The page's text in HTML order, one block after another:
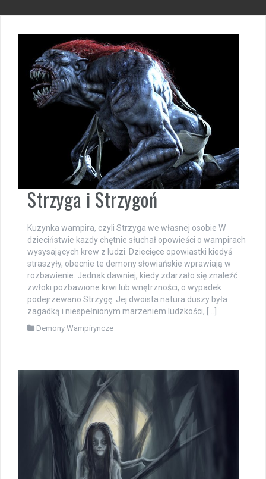
Strzyga i Strzygoń
Kuzynka wampira, czyli Strzyga we własnej osobie W
dzieciństwie każdy chętnie słuchał opowieści o wampirach
wysysających krew z ludzi. Dziecięce opowiastki kiedyś
straszyły, obecnie te demony słowiańskie wprawiają w
rozbawienie. Jednak dawniej, kiedy zdarzało się znaleźć
zwłoki pozbawione krwi lub wnętrzności, o wypadek
podejrzewano Strzygę. Jej dwoista natura duszy była
zagadką i niespełnionym marzeniem ludzkości, […]
Demony Wampiryncze